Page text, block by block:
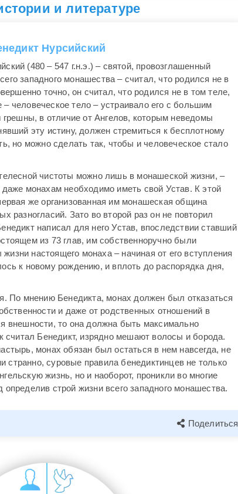
и литературе
Нурсийский
(480 – 547 г.н.э.) – святой, провозглашенный
западного монашества – считал, что родился не в
точно, он считал, что родился не в том теле,
человеческое тело – устраивало его с большим
в отличие от Ангелов, которым неведомы
эту истину, должен стремиться к бесплотному
но можно сделать так, чтобы и человеческое стало
чистоты можно лишь в монашеской жизни, –
монахам необходимо иметь свой Устав. К этой
же организованная им монашеская община
разногласий. Зато во второй раз он не повторил
написал для него Устав, впоследствии ставший
из 73 глав, им собственноручно были
настоящего монаха – начиная от его вступления
к новому рождению, и вплоть до распорядка дня,
По мнению Бенедикта, монах должен был отказаться
и даже от родственных отношений в
внешности, то она должна быть максимально
считал Бенедикт, изрядно мешают волосы и борода.
монах обязан был остаться в нем навсегда, не
суровые правила бенедиктинцев не только
жизнь, но и наоборот, проникли во многие
строй жизни всего западного монашества.
Поделиться